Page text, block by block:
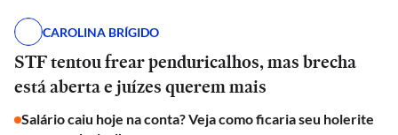
CAROLINA BRÍGIDO
STF tentou frear penduricalhos, mas brecha
está aberta e juízes querem mais
Salário caiu hoje na conta? Veja como ficaria seu holerite